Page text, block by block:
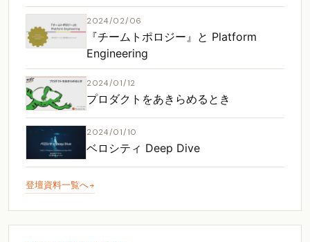
2024/02/06
『チームトポロジー』と Platform
Engineering
2024/01/12
プロダクトをあきらめるとき
2024/01/10
ベロシティ Deep Dive
登壇資料一覧へ